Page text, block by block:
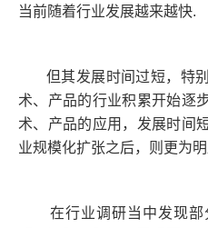
当前随着行业发展越来越快.
但其发展时间过短，特别
术、产品的行业积累开始逐
术、产品的应用，发展时间
业规模化扩张之后，则更为明
在行业调研当中发现部